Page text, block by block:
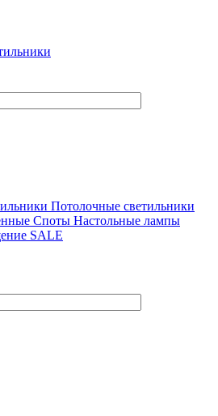
Потолочные светильники
Споты Настольные лампы
SALE